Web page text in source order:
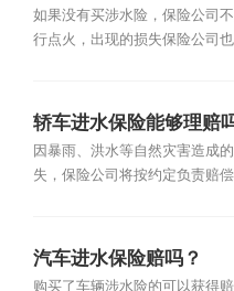
如果没有买涉水险，保险公司
行点火，出现的损失保险公司
轿车进水保险能够理赔
因暴雨、洪水等自然灾害造成
失，保险公司将按约定负责赔偿
汽车进水保险赔吗？
购买了车辆涉水险的可以获得